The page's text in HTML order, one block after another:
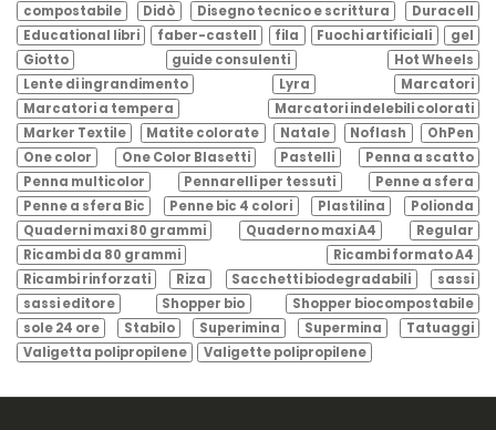
compostabile
Didò Disegno tecnico e scrittura
Duracell
Educational libri
faber-castell fila Fuochi artificiali
gel
Giotto
guide consulenti
Hot Wheels
Lente di ingrandimento
Lyra
Marcatori
Marcatori a tempera
Marcatori indelebili colorati
Marker Textile
Matite colorate Natale Noflash
OhPen
One color
One Color Blasetti Pastelli
Penna a scatto
Penna multicolor
Pennarelli per tessuti
Penne a sfera
Penne a sfera Bic
Penne bic 4 colori Plastilina
Polionda
Quaderni maxi 80 grammi
Quaderno maxi A4
Regular
Ricambi da 80 grammi
Ricambi formato A4
Ricambi rinforzati
Riza Sacchetti biodegradabili
sassi
sassi editore
Shopper bio
Shopper biocompostabile
sole 24 ore
Stabilo Superimina Supermina
Tatuaggi
Valigetta polipropilene
Valigette polipropilene